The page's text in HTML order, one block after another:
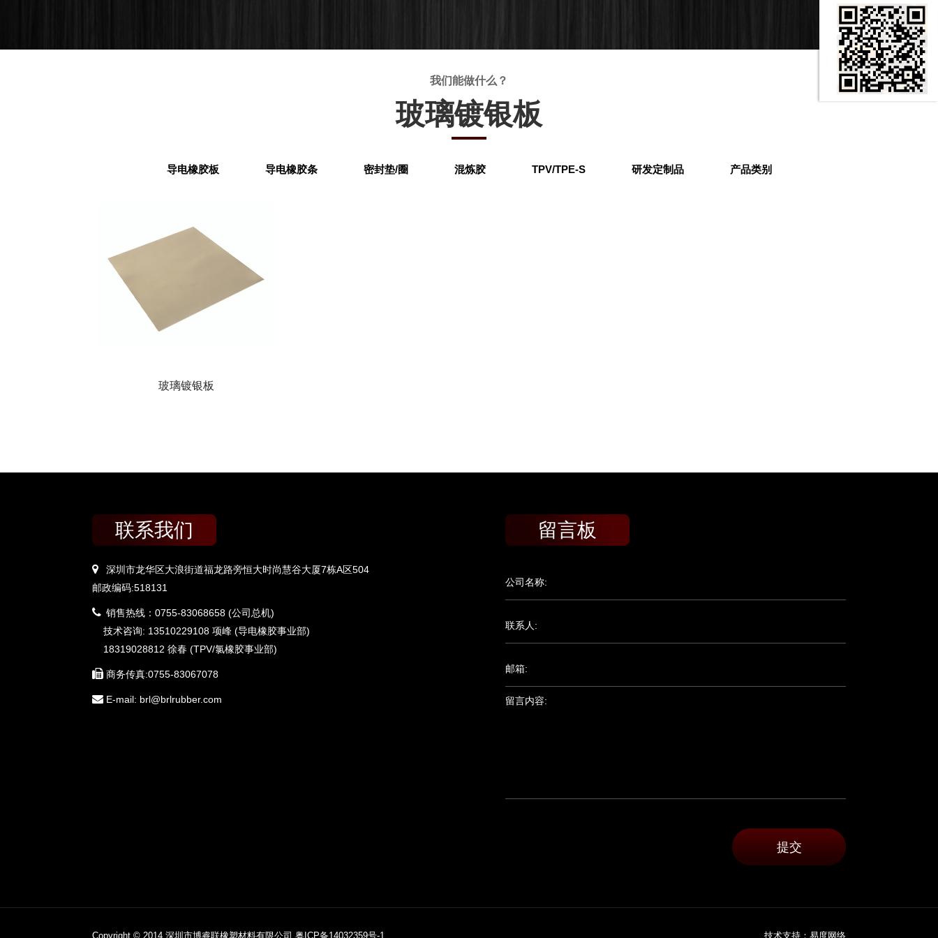
我们能做什么？
玻璃镀银板
导电橡胶板 导电橡胶条 密封垫/圈 混炼胶 TPV/TPE-S 研发定制品 产品类别
玻璃镀银板
联系我们
深圳市龙华区大浪街道福龙路旁恒大时尚慧谷大厦7栋A区504
邮政编码:518131
销售热线：0755-83068658 (公司总机)
技术咨询: 13510229108 项峰 (导电橡胶事业部)
18319028812 徐春 (TPV/氯橡胶事业部)
商务传真:0755-83067078
E-mail: brl@brlrubber.com
留言板
公司名称:
联系人:
邮箱:
留言内容:
技术支持： 易度网络
Copyright © 2014 深圳市博睿联橡塑材料有限公司. 粤ICP备14032359号-1